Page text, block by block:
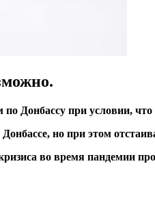
Донбассу при условии, что
но при этом
во время пандемии